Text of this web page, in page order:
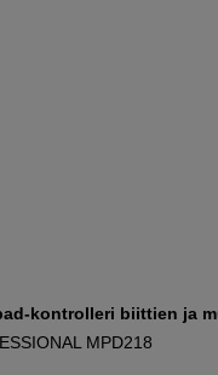
kontrolleri biittien ja
MPD218